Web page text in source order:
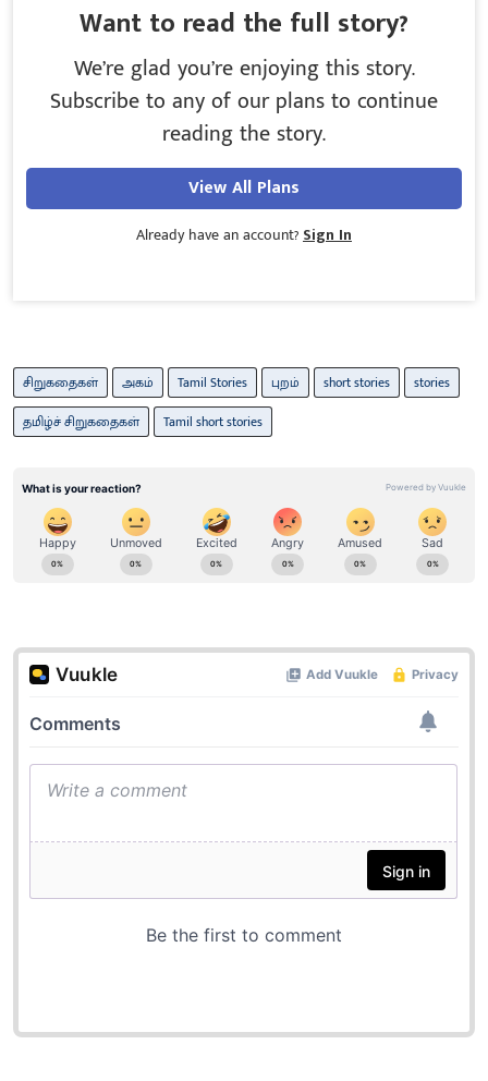
Want to read the full story?
We’re glad you’re enjoying this story.
Subscribe to any of our plans to continue
reading the story.
View All Plans
Already have an account? Sign In
சிறுகதைகள் அகம் Tamil Stories புறம் short stories
stories
தமிழ்ச் சிறுகதைகள்
Tamil short stories